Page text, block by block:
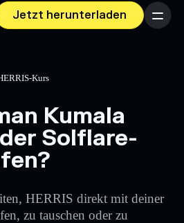
Jetzt herunterladen Menü
Kurs
Kumala
Solflare-
HERRIS direkt mit deiner
zu tauschen oder zu